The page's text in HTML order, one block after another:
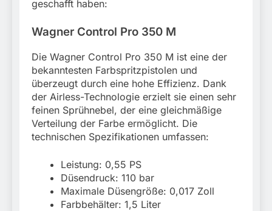
geschafft haben:
Wagner Control Pro 350 M
Die Wagner Control Pro 350 M ist eine der
bekanntesten Farbspritzpistolen und
überzeugt durch eine hohe Effizienz. Dank
der Airless-Technologie erzielt sie einen sehr
feinen Sprühnebel, der eine gleichmäßige
Verteilung der Farbe ermöglicht. Die
technischen Spezifikationen umfassen:
Leistung: 0,55 PS
Düsendruck: 110 bar
Maximale Düsengröße: 0,017 Zoll
Farbbehälter: 1,5 Liter